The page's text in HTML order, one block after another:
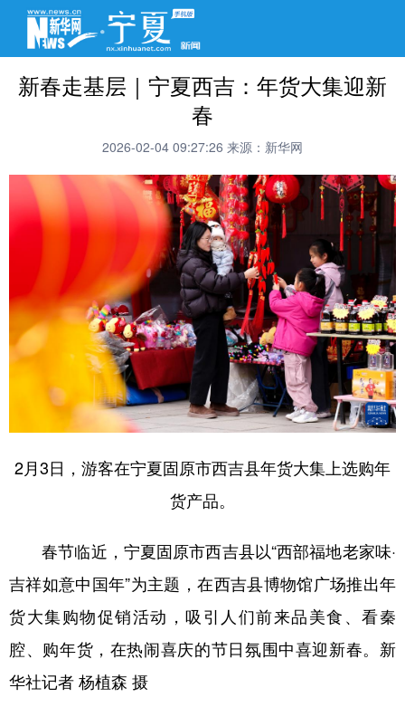
新春走基层｜宁夏西吉：年货大集迎新
春
2026-02-04 09:27:26 来源：新华网
2月3日，游客在宁夏固原市西吉县年货大集上选购年
货产品。
春节临近，宁夏固原市西吉县以“西部福地老家味·
吉祥如意中国年”为主题，在西吉县博物馆广场推出年
货大集购物促销活动，吸引人们前来品美食、看秦
腔、购年货，在热闹喜庆的节日氛围中喜迎新春。新
华社记者 杨植森 摄